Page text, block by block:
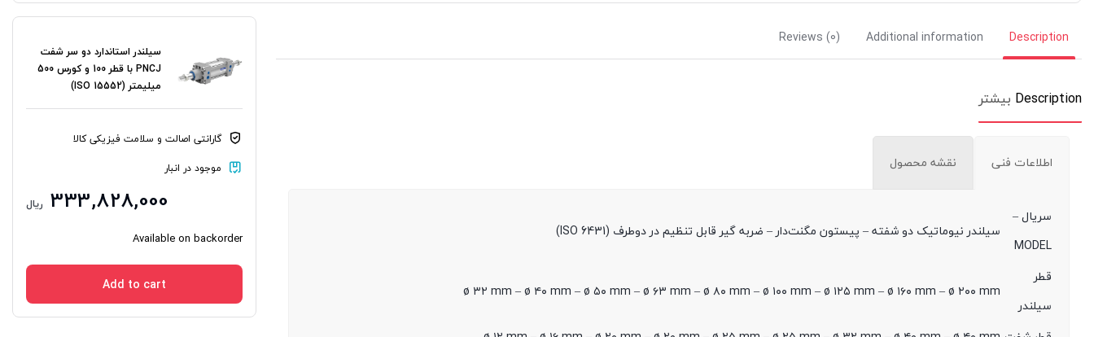
Description
Additional information
Reviews (0)
Description بیشتر
اطلاعات فنی نقشه محصول
سریال –
MODEL
سیلندر نیوماتیک دو شفته – پیستون مگنت‌دار – ضربه گیر قابل تنظیم در دوطرف (ISO 6431)
قطر
سیلندر
ø ۳۲ mm – ø ۴۰ mm – ø ۵۰ mm – ø ۶۳ mm – ø ۸۰ mm – ø ۱۰۰ mm – ø ۱۲۵ mm – ø ۱۶۰ mm – ø ۲۰۰ mm
سیلندر استاندارد دو سر شفت
PNCJ با قطر 100 و کورس 500
میلیمتر (ISO 15552)
گارانتی اصالت و سلامت فیزیکی کالا
موجود در انبار
333,828,000 ریال
Available on backorder
Add to cart